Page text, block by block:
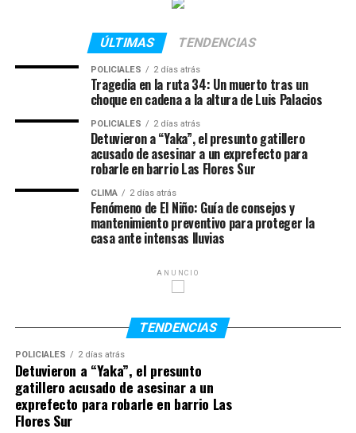
en el Centro de Justicia Penal de Rosario.
De acuerdo con la reconstrucción de la Fiscalía, la
agresión se produjo cerca de las 3:00 de la madrugada
del 3 de marzo de 2023 sobre la
calles Carlos Gardel y Los Nogales, en la localidad de
Los acusados realizaban tareas de patrullaje a bordo de
un móvil oficial cuando interceptaron a la adolescente
mientras caminaba sola. Tras ofrecerle trasladarla hasta
su domicilio, desviaron el recorrido previsto,
En ese contexto, uno de los agentes se trasladó al
asiento trasero y consumó el abuso sexual mediante el
uso de la fuerza. La agresión se vio interrumpida por una
modulación de la frecuencia radial del móvil.
Posteriormente, los efectivos llevaron a la joven hasta
su vivienda y la amenazaron para evitar que denunciara
ÚLTIMAS TENDENCIAS
POLICIALES 2 días atrás
Tragedia en la ruta 34: Un muerto tras un
choque en cadena a la altura de Luis Palacios
POLICIALES 2 días atrás
Detuvieron a “Yaka”, el presunto gatillero
acusado de asesinar a un exprefecto para
robarle en barrio Las Flores Sur
CLIMA 2 días atrás
Fenómeno de El Niño: Guía de consejos y
mantenimiento preventivo para proteger la
casa ante intensas lluvias
ANUNCIO
TENDENCIAS
POLICIALES 2 días atrás
Detuvieron a “Yaka”, el presunto
gatillero acusado de asesinar a un
exprefecto para robarle en barrio Las
Flores Sur